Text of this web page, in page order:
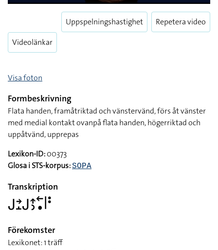
Play
Enter
Videolänkar
Uppspelningshastighet Repetera video
Visa foton
Formbeskrivning
Flata handen, framåtriktad och vänstervänd, förs åt vänster
med medial kontakt ovanpå flata handen, högerriktad och
uppåtvänd, upprepas
Lexikon-ID:00373
Glosa i STS-korpus:SOPA
Transkription
􌤢􌥔􌤸􌤢􌤴􌤶􌥢􌥡􌥼􌥻
Förekomster
Lexikonet: 1 träff